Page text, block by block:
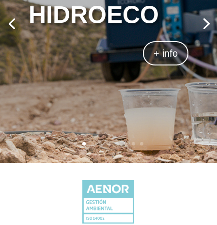
HIDROECO
+ info